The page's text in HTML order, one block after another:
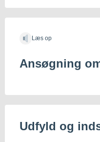
Læs op
Ansøgning
Udfyld og